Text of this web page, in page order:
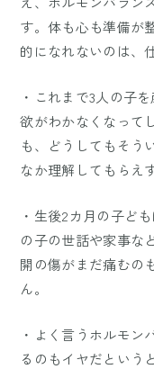
す。体も心も準備が
的になれないのは、
・これまで3人の子
欲がわかなくなって
も、どうしてもそう
なか理解してもらえ
・生後2カ月の子ど
の子の世話や家事な
開の傷がまだ痛むの
ん。
・よく言うホルモン
るのもイヤだという